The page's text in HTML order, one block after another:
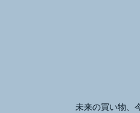
未来の買い物、